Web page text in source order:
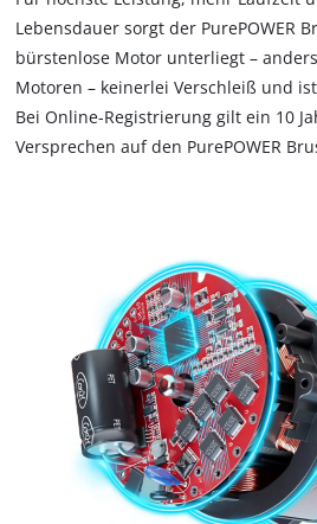
Lebensdauer sorgt der PurePOWER
bürstenlose Motor unterliegt –
Motoren – keinerlei Verschleiß und
Bei Online-Registrierung gilt ein 10
Versprechen auf den PurePOWER